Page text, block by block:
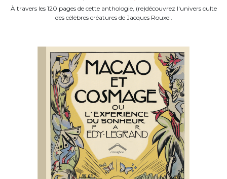
À travers les 120 pages de cette anthologie, (re)découvrez l'univers culte
des célèbres créatures de Jacques Rouxel.